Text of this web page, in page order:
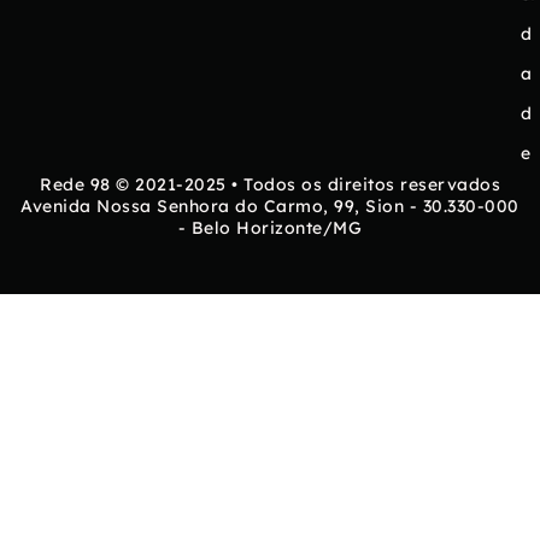
d
a
d
e
Rede 98 © 2021-2025 • Todos os direitos reservados
Avenida Nossa Senhora do Carmo, 99, Sion - 30.330-000
- Belo Horizonte/MG